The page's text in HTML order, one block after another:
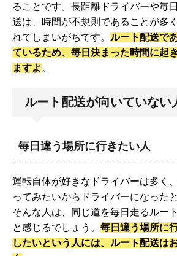
ることです。長距離ドライバーや毎
送は、時間が不規則であることが多
れてしまいがちです。 ルート配送で
ているため、毎日決まった時間に起
ますよ 。
ルート配送が向いていない
毎日違う場所に行きたい人
運転自体が好きなドライバーは多く
ってみたいからドライバーになった
そんな人は、同じ道を毎日走るルー
と感じるでしょう。 毎日違う場所に
したいという人には、ルート配送は